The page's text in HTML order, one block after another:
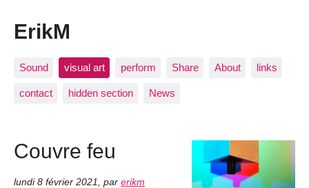
ErikM
Sound visual art perform Share About links
contact hidden section News
Couvre feu
lundi 8 février 2021 par erikm